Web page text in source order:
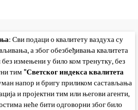
: Сви подаци о квалитету ваздуха су
а због обезбеђивања квалитета
измењени у било ком тренутку, без
тим "Светског индекса квалитета
напор и бригу приликом састављања
и пројектни тим или његови агенти,
неће бити одговорни због било